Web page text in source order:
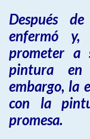
Después
enfermó
prometer a
pintura
embargo, la
con la
promesa.